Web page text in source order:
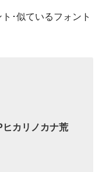
･似ているフォント
ヒカリノカナ荒